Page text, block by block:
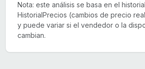
Nota: este análisis se basa en el
HistorialPrecios (cambios de precio
y puede variar si el vendedor o la
cambian.